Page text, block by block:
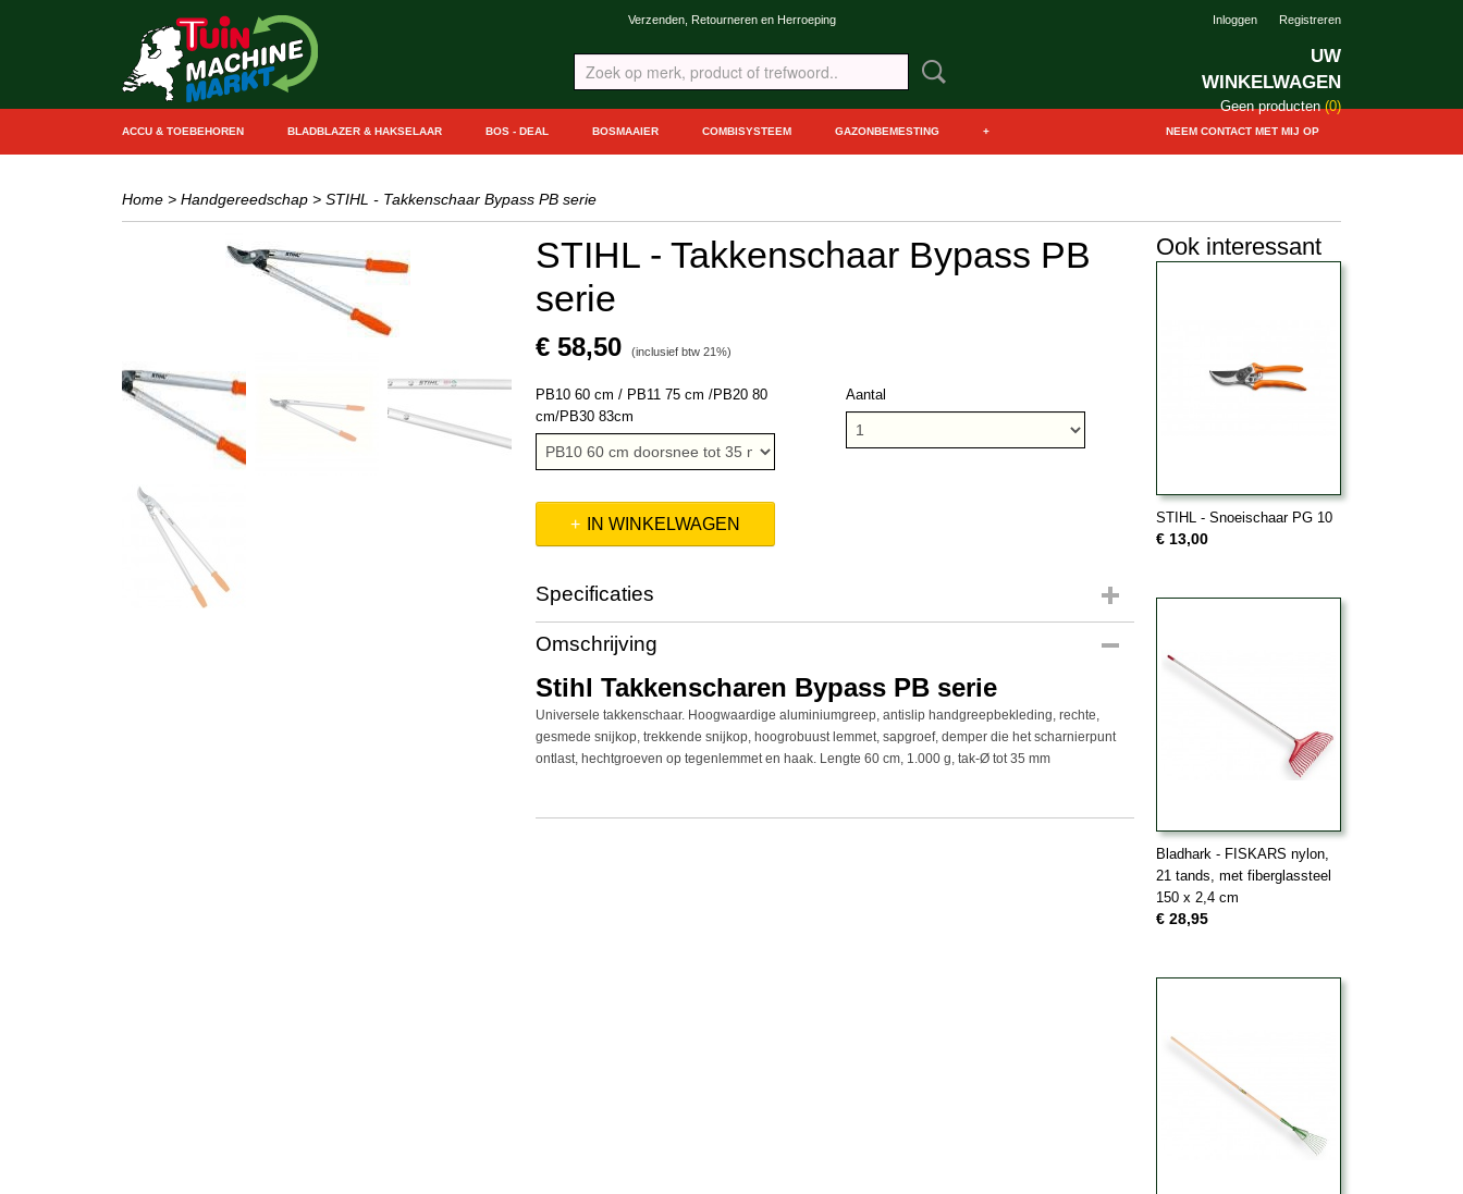
Verzenden, Retourneren en Herroeping Inloggen Registreren
UW
WINKELWAGEN
Geen producten(0)
NEEM CONTACT MET MIJ OP
ACCU & TOEBEHOREN BLADBLAZER & HAKSELAAR BOS - DEAL BOSMAAIER COMBISYSTEEM GAZONBEMESTING +
Home > Handgereedschap > STIHL - Takkenschaar Bypass PB serie
STIHL - Takkenschaar Bypass PB
serie
€ 58,50 (inclusief btw 21%)
PB10 60 cm / PB11 75 cm /PB20 80
cm/PB30 83cm
Aantal
IN WINKELWAGEN
Specificaties
Productcode
Productcode leverancier
Netto gewicht
Bruto gewicht
1,00 Kg
Omschrijving
Stihl Takkenscharen Bypass PB serie
Universele takkenschaar. Hoogwaardige aluminiumgreep, antislip handgreepbekleding, rechte,
gesmede snijkop, trekkende snijkop, hoogrobuust lemmet, sapgroef, demper die het scharnierpunt
ontlast, hechtgroeven op tegenlemmet en haak. Lengte 60 cm, 1.000 g, tak-Ø tot 35 mm
Ook interessant
STIHL - Snoeischaar PG 10
€ 13,00
Bladhark - FISKARS nylon,
21 tands, met fiberglassteel
150 x 2,4 cm
€ 28,95